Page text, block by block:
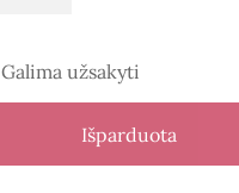
Galima užsakyti
Išparduota